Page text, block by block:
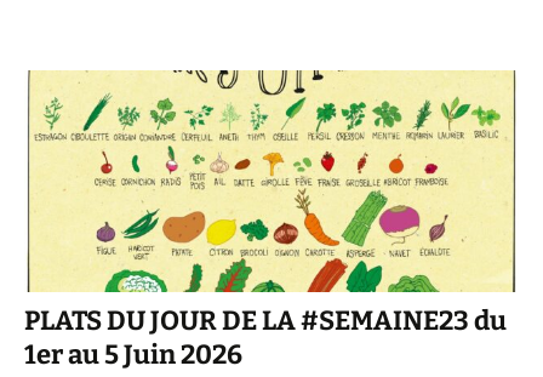
PLATS DU JOUR DE LA #SEMAINE23 du
1er au 5 Juin 2026